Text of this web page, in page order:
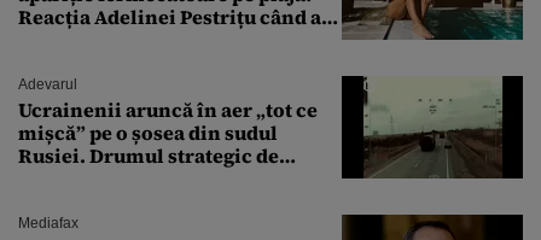
Reacția Adelinei Pestrițu când a
Adevarul
Ucrainenii aruncă în aer „tot ce
mișcă” pe o șosea din sudul
Rusiei. Drumul strategic de
Mediafax